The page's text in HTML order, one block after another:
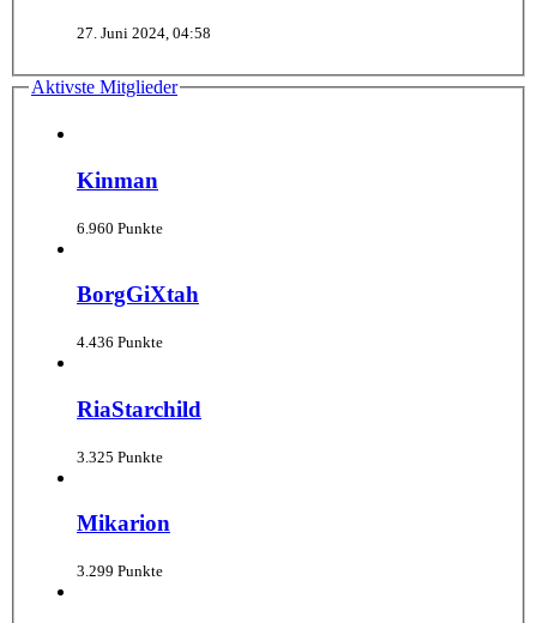
27. Juni 2024, 04:58
Aktivste Mitglieder
Kinman
6.960 Punkte
BorgGiXtah
4.436 Punkte
RiaStarchild
3.325 Punkte
Mikarion
3.299 Punkte